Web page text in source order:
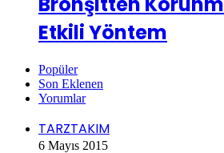
Etkili Yöntem
Popüler
Son Eklenen
Yorumlar
TARZTAKIM
6 Mayıs 2015